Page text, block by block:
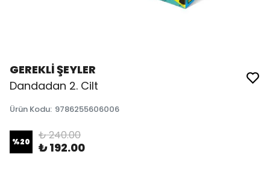
GEREKLİ ŞEYLER
Dandadan 2. Cilt
Ürün Kodu: 9786255606006
%20 ₺ 240.00
₺ 192.00